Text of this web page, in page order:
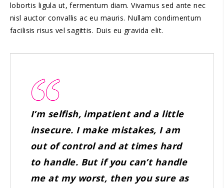
lobortis ligula ut, fermentum diam. Vivamus sed ante nec
nisl auctor convallis ac eu mauris. Nullam condimentum
facilisis risus vel sagittis. Duis eu gravida elit.
I’m selfish, impatient and a little
insecure. I make mistakes, I am
out of control and at times hard
to handle. But if you can’t handle
me at my worst, then you sure as